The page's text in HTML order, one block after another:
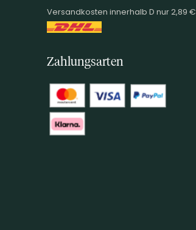
Versandkosten innerhalb D nur 2,89 €
Zahlungsarten